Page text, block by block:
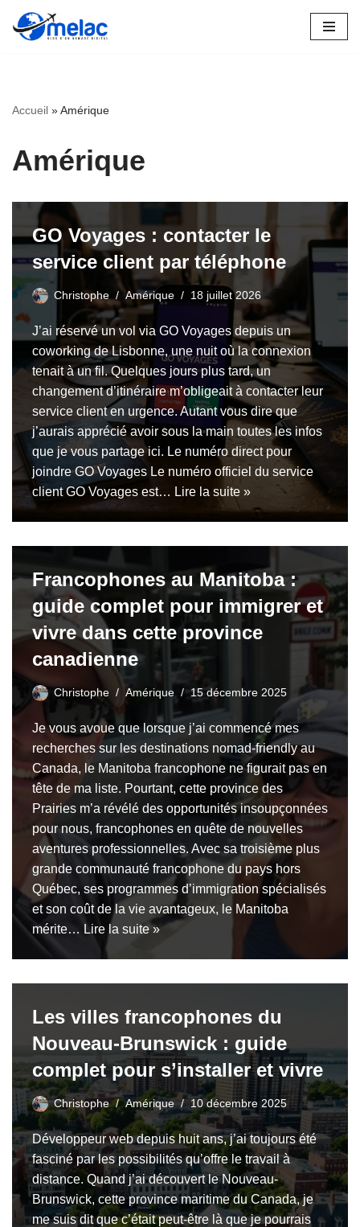
Aller
Accueil »Amérique
Amérique
GO Voyages : contacter le
service client par téléphone
Christophe Amérique 18 juillet 2026
J’ai réservé un vol via GO Voyages depuis un
coworking de Lisbonne, une nuit où la connexion
tenait à un fil. Quelques jours plus tard, un
changement d’itinéraire m’obligeait à contacter leur
service client en urgence. Autant vous dire que
j’aurais apprécié avoir sous la main toutes les infos
que je vous partage ici. Le numéro direct pour
joindre GO Voyages Le numéro officiel du service
client GO Voyages est… Lire la suite »
Francophones au Manitoba :
guide complet pour immigrer et
vivre dans cette province
canadienne
Christophe Amérique 15 décembre 2025
Je vous avoue que lorsque j’ai commencé mes
recherches sur les destinations nomad-friendly au
Canada, le Manitoba francophone ne figurait pas en
tête de ma liste. Pourtant, cette province des
Prairies m’a révélé des opportunités insoupçonnées
pour nous, francophones en quête de nouvelles
aventures professionnelles. Avec sa troisième plus
grande communauté francophone du pays hors
Québec, ses programmes d’immigration spécialisés
et son coût de la vie avantageux, le Manitoba
mérite… Lire la suite »
Les villes francophones du
Nouveau-Brunswick : guide
complet pour s’installer et vivre
Christophe Amérique 10 décembre 2025
Développeur web depuis huit ans, j’ai toujours été
fasciné par les possibilités qu’offre le travail à
distance. Quand j’ai découvert le Nouveau-
Brunswick, cette province maritime du Canada, je
me suis dit que c’était peut-être là que je pourrais